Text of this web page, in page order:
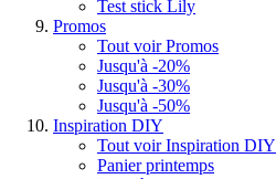
Test stick Lily
Promos
Tout voir Promos
Jusqu'à -20%
Jusqu'à -30%
Jusqu'à -50%
Inspiration DIY
Tout voir Inspiration DIY
Panier printemps